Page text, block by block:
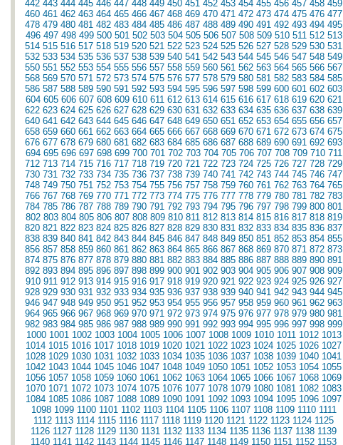
442 443 444 445 446 447 448 449 450 451 452 453 454 455 456 457 458 459
460 461 462 463 464 465 466 467 468 469 470 471 472 473 474 475 476 477
478 479 480 481 482 483 484 485 486 487 488 489 490 491 492 493 494 495
496 497 498 499 500 501 502 503 504 505 506 507 508 509 510 511 512 513
514 515 516 517 518 519 520 521 522 523 524 525 526 527 528 529 530 531
532 533 534 535 536 537 538 539 540 541 542 543 544 545 546 547 548 549
550 551 552 553 554 555 556 557 558 559 560 561 562 563 564 565 566 567
568 569 570 571 572 573 574 575 576 577 578 579 580 581 582 583 584 585
586 587 588 589 590 591 592 593 594 595 596 597 598 599 600 601 602 603
604 605 606 607 608 609 610 611 612 613 614 615 616 617 618 619 620 621
622 623 624 625 626 627 628 629 630 631 632 633 634 635 636 637 638 639
640 641 642 643 644 645 646 647 648 649 650 651 652 653 654 655 656 657
658 659 660 661 662 663 664 665 666 667 668 669 670 671 672 673 674 675
676 677 678 679 680 681 682 683 684 685 686 687 688 689 690 691 692 693
694 695 696 697 698 699 700 701 702 703 704 705 706 707 708 709 710 711
712 713 714 715 716 717 718 719 720 721 722 723 724 725 726 727 728 729
730 731 732 733 734 735 736 737 738 739 740 741 742 743 744 745 746 747
748 749 750 751 752 753 754 755 756 757 758 759 760 761 762 763 764 765
766 767 768 769 770 771 772 773 774 775 776 777 778 779 780 781 782 783
784 785 786 787 788 789 790 791 792 793 794 795 796 797 798 799 800 801
802 803 804 805 806 807 808 809 810 811 812 813 814 815 816 817 818 819
820 821 822 823 824 825 826 827 828 829 830 831 832 833 834 835 836 837
838 839 840 841 842 843 844 845 846 847 848 849 850 851 852 853 854 855
856 857 858 859 860 861 862 863 864 865 866 867 868 869 870 871 872 873
874 875 876 877 878 879 880 881 882 883 884 885 886 887 888 889 890 891
892 893 894 895 896 897 898 899 900 901 902 903 904 905 906 907 908 909
910 911 912 913 914 915 916 917 918 919 920 921 922 923 924 925 926 927
928 929 930 931 932 933 934 935 936 937 938 939 940 941 942 943 944 945
946 947 948 949 950 951 952 953 954 955 956 957 958 959 960 961 962 963
964 965 966 967 968 969 970 971 972 973 974 975 976 977 978 979 980 981
982 983 984 985 986 987 988 989 990 991 992 993 994 995 996 997 998 999
1000 1001 1002 1003 1004 1005 1006 1007 1008 1009 1010 1011 1012 1013
1014 1015 1016 1017 1018 1019 1020 1021 1022 1023 1024 1025 1026 1027
1028 1029 1030 1031 1032 1033 1034 1035 1036 1037 1038 1039 1040 1041
1042 1043 1044 1045 1046 1047 1048 1049 1050 1051 1052 1053 1054 1055
1056 1057 1058 1059 1060 1061 1062 1063 1064 1065 1066 1067 1068 1069
1070 1071 1072 1073 1074 1075 1076 1077 1078 1079 1080 1081 1082 1083
1084 1085 1086 1087 1088 1089 1090 1091 1092 1093 1094 1095 1096 1097
1098 1099 1100 1101 1102 1103 1104 1105 1106 1107 1108 1109 1110 1111
1112 1113 1114 1115 1116 1117 1118 1119 1120 1121 1122 1123 1124 1125
1126 1127 1128 1129 1130 1131 1132 1133 1134 1135 1136 1137 1138 1139
1140 1141 1142 1143 1144 1145 1146 1147 1148 1149 1150 1151 1152 1153